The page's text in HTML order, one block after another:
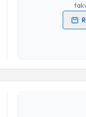
Kişisel verilerimin
Uzman Aile
talebi oluşturun. Size bu